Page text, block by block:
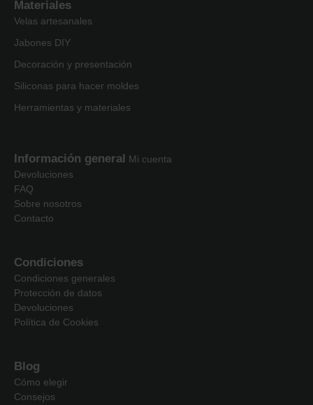
Materiales
Velas artesanales
Jabones DIY
Decoración y presentación
Siliconas para hacer moldes
Herramientas y materiales
Información general Mi cuenta
Devoluciones
FAQ
Sobre nosotros
Contacto
Condiciones
Condiciones generales
Protección de datos
Devoluciones
Política de Cookies
Blog
Cómo elegir
Consejos